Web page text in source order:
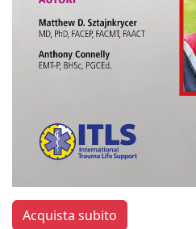
Acquista subito